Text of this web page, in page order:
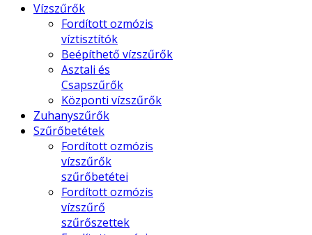
Vízszűrők
Fordított ozmózis
víztisztítók
Beépíthető vízszűrők
Asztali és
Csapszűrők
Központi vízszűrők
Zuhanyszűrők
Szűrőbetétek
Fordított ozmózis
vízszűrők
szűrőbetétei
Fordított ozmózis
vízszűrő
szűrőszettek